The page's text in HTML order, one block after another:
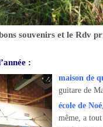
souvenirs et le Rdv
:
maison de
guitare de
école de Noé
même, a